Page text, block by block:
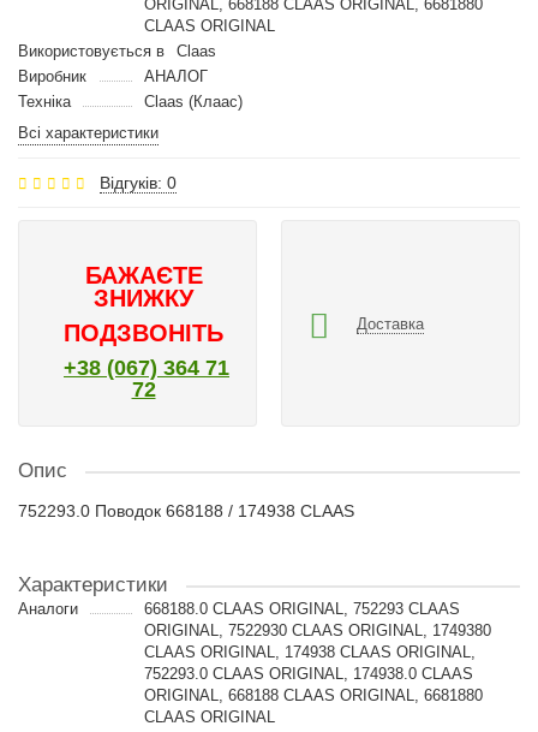
ORIGINAL, 668188 CLAAS ORIGINAL, 6681880
CLAAS ORIGINAL
Використовується в
Claas
Виробник
АНАЛОГ
Техніка
Claas (Клаас)
Всі характеристики
Відгуків: 0
БАЖАЄТЕ
ЗНИЖКУ
ПОДЗВОНІТЬ
+38 (067) 364 71
72
Доставка
Опис
752293.0 Поводок 668188 / 174938 CLAAS
Характеристики
Аналоги
668188.0 CLAAS ORIGINAL, 752293 CLAAS
ORIGINAL, 7522930 CLAAS ORIGINAL, 1749380
CLAAS ORIGINAL, 174938 CLAAS ORIGINAL,
752293.0 CLAAS ORIGINAL, 174938.0 CLAAS
ORIGINAL, 668188 CLAAS ORIGINAL, 6681880
CLAAS ORIGINAL